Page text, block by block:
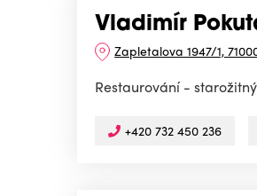
Vladimír
Zapletalova 1947/1,
Restaurování -
+420 732 450 236